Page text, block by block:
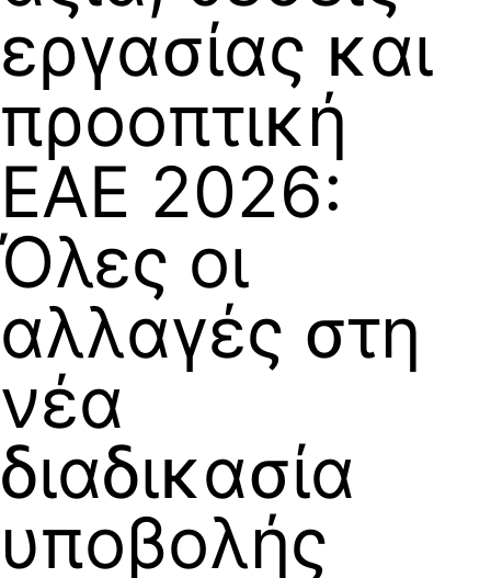
εργασίας και
προοπτική
ΕΑΕ 2026:
Όλες οι
αλλαγές στη
νέα
διαδικασία
υποβολής